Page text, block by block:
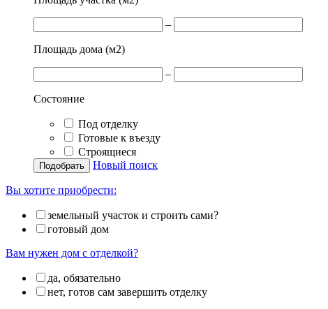
–
Площадь дома (м2)
–
Состояние
Под отделку
Готовые к въезду
Строящиеся
Новый поиск
Вы хотите приобрести:
земельный участок и строить сами?
готовый дом
Вам нужен дом с отделкой?
да, обязательно
нет, готов сам завершить отделку